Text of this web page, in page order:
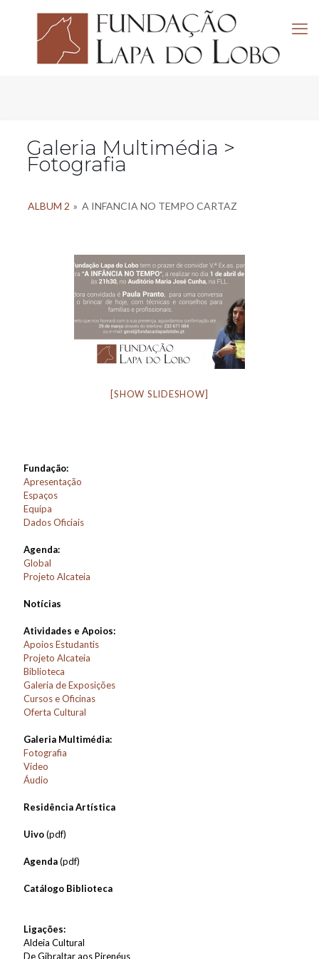
Galeria Multimédia >
Fotografia
ALBUM 2 » A INFANCIA NO TEMPO CARTAZ
[SHOW SLIDESHOW]
Fundação:
Apresentação
Espaços
Equipa
Dados Oficiais
Agenda:
Global
Projeto Alcateia
Notícias
Atividades e Apoios:
Apoios Estudantis
Projeto Alcateia
Biblioteca
Galeria de Exposições
Cursos e Oficinas
Oferta Cultural
Galeria Multimédia:
Fotografia
Vídeo
Áudio
Residência Artística
Uivo(pdf)
Agenda(pdf)
Catálogo Biblioteca
Ligações:
Aldeia Cultural
De Gibraltar aos Pirenéus